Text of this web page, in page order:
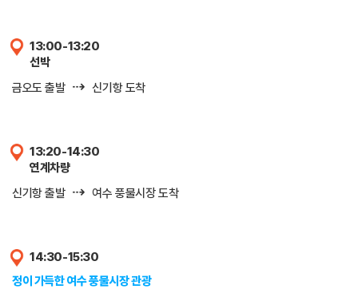
13:00-13:20
선박
금오도 출발 ⇢ 신기항 도착
13:20-14:30
연계차량
신기항 출발 ⇢ 여수 풍물시장 도착
14:30-15:30
정이 가득한 여수 풍물시장 관광